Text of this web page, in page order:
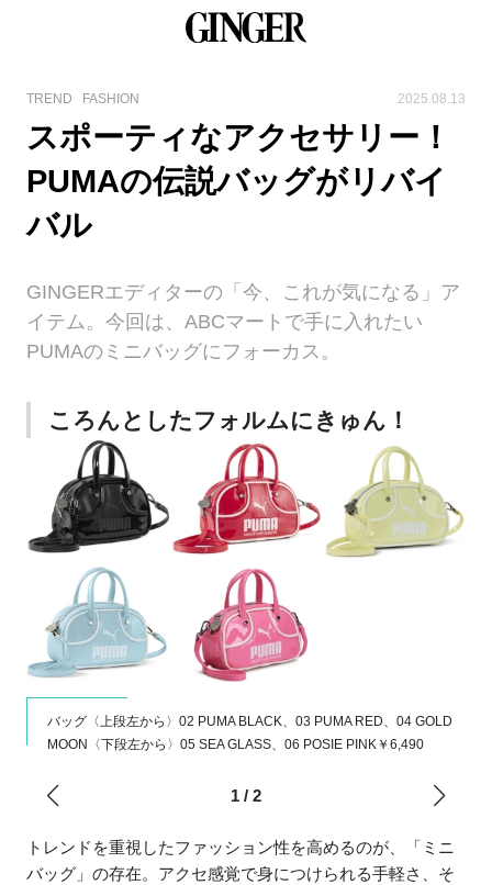
TREND FASHION 2025.08.13
スポーティなアクセサリー！
PUMAの伝説バッグがリバイ
バル
GINGERエディターの「今、これが気になる」ア
イテム。今回は、ABCマートで手に入れたい
PUMAのミニバッグにフォーカス。
ころんとしたフォルムにきゅん！
バッグ〈上段左から〉02 PUMA BLACK、03 PUMA RED、04 GOLD
MOON〈下段左から〉05 SEA GLASS、06 POSIE PINK￥6,490
1/ 2
トレンドを重視したファッション性を高めるのが、「ミニ
バッグ」の存在。アクセ感覚で身につけられる手軽さ、そ